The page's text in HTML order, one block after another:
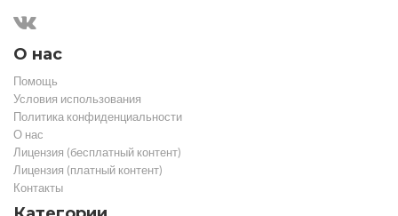
О нас
Помощь
Условия использования
Политика конфиденциальности
О нас
Лицензия (бесплатный контент)
Лицензия (платный контент)
Контакты